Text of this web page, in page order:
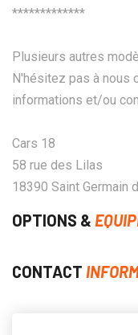
*************
Plusieurs autres
N'hésitez pas à nous
informations et/ou
Cars 18
58 rue des Lilas
18390 Saint Germain
OPTIONS &
CONTACT